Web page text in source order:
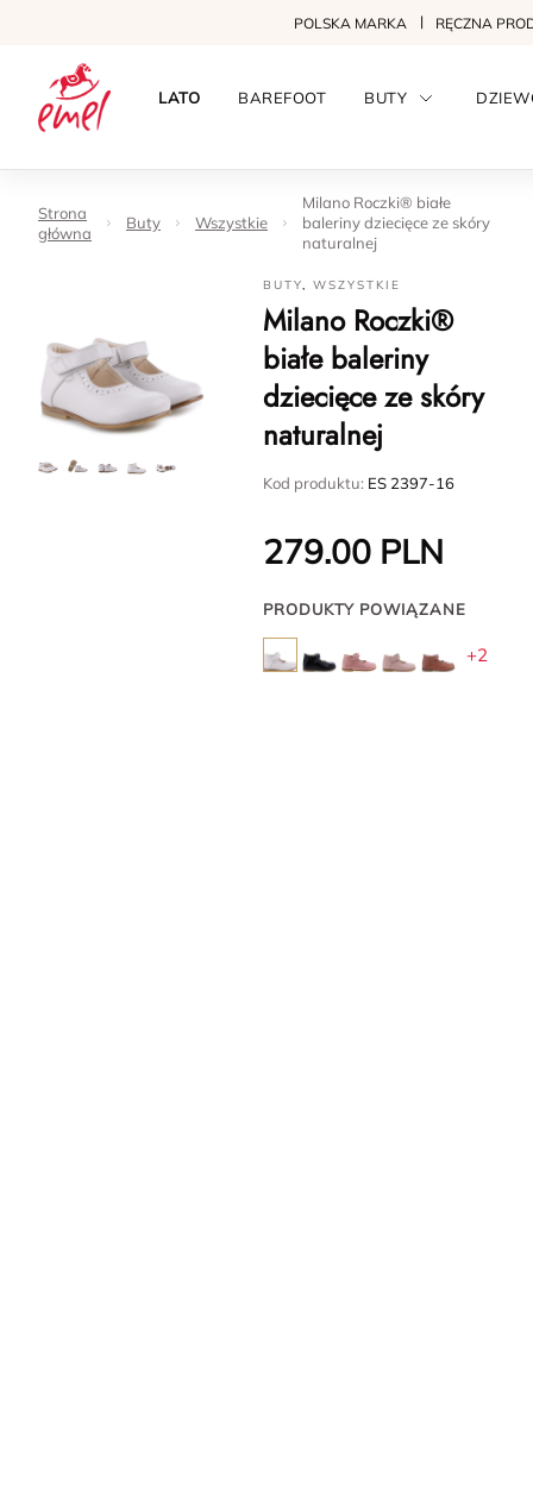
POLSKA MARKA RĘCZNA
LATO BAREFOOT BUTY
Strona
główna
Buty Wszystkie
Milano Roczki® białe
baleriny dziecięce ze skóry
naturalnej
BUTY,WSZYSTKIE
Milano Roczki®
białe baleriny
dziecięce ze skóry
naturalnej
Kod produktu: ES 2397-16
279.00 PLN
PRODUKTY POWIĄZANE
+2